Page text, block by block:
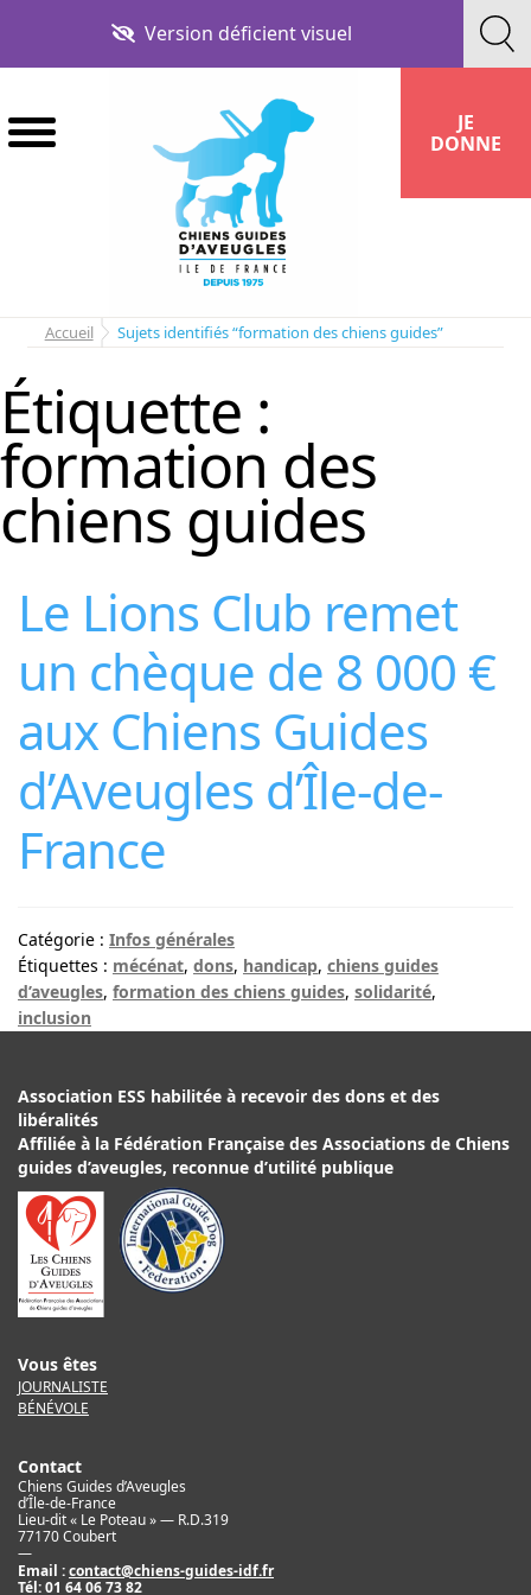
la
contenu
Version déficient visuel
JE
DONNE
Accueil Sujets identifiés “formation des chiens guides”
Étiquette :
formation des
chiens guides
Le Lions Club remet
un chèque de 8 000 €
aux Chiens Guides
d’Aveugles d’Île-de-
France
Catégorie : Infos générales
Étiquettes : mécénat, dons, handicap, chiens guides
d’aveugles, formation des chiens guides, solidarité,
inclusion
Association ESS habilitée à recevoir des dons et des
libéralités
Affiliée à la Fédération Française des Associations de Chiens
guides d’aveugles, reconnue d’utilité publique
Vous êtes
JOURNALISTE
BÉNÉVOLE
Contact
Chiens Guides d’Aveugles
d’Île-de-France
Lieu-dit « Le Poteau » — R.D.319
77170 Coubert
—
Email :contact@chiens-guides-idf.fr
Tél:01 64 06 73 82